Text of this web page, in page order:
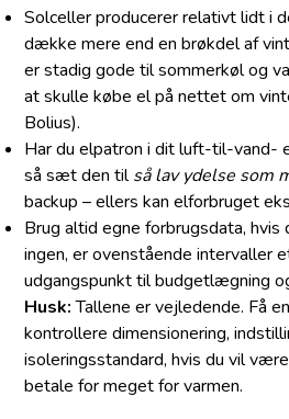
Solceller producerer relativt lidt i
dække mere end en brøkdel af
er stadig gode til sommerkøl og
at skulle købe el på nettet om
Bolius).
Har du elpatron i dit luft-til-vand-
så sæt den tilså lav ydelse som
backup – ellers kan elforbruget
Brug altid egne forbrugsdata, hvis
ingen, er ovenstående intervaller
udgangspunkt til budget­lægning
Husk:Tallene er vejledende. Få en
kontrollere dimensionering,
isolerings­standard, hvis du vil
betale for meget for varmen.